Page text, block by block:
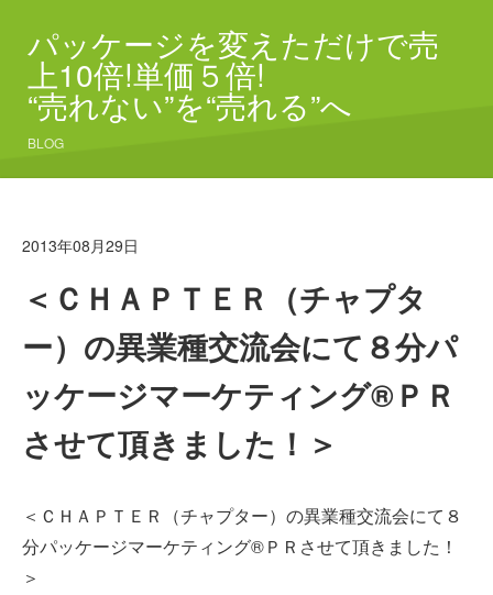
パッケージを変えただけで売
上10倍!単価５倍!
“売れない”を“売れる”へ
BLOG
2013年08月29日
＜ＣＨＡＰＴＥＲ（チャプタ
ー）の異業種交流会にて８分パ
ッケージマーケティング®ＰＲ
させて頂きました！＞
＜ＣＨＡＰＴＥＲ（チャプター）の異業種交流会にて８
分パッケージマーケティング®ＰＲさせて頂きました！
＞